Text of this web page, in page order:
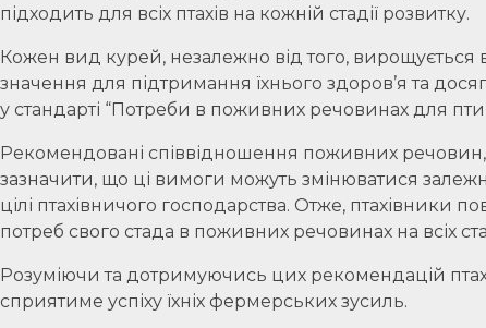
підходить для всіх птахів на кожній стадії розвитку.
Кожен вид курей, незалежно від того, вирощується
значення для підтримання їхнього здоров’я та
у стандарті “Потреби в поживних речовинах для
Рекомендовані співвідношення поживних
зазначити, що ці вимоги можуть змінюватися
цілі птахівничого господарства. Отже,
потреб свого стада в поживних речовинах на всіх
Розуміючи та дотримуючись цих рекомендацій
сприятиме успіху їхніх фермерських зусиль.